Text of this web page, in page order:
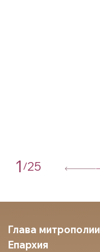
1 /25
Глава митрополии
Епархия